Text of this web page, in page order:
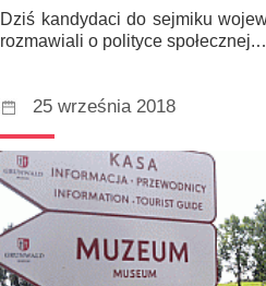
Dziś kandydaci do sejmiku
rozmawiali o polityce
25 września 2018